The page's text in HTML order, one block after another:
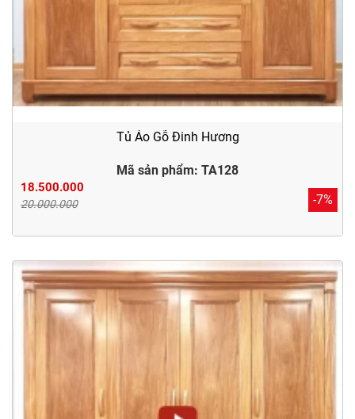
Tủ Áo Gỗ Đinh Hương
Mã sản phẩm: TA128
18.500.000
20.000.000 -7%